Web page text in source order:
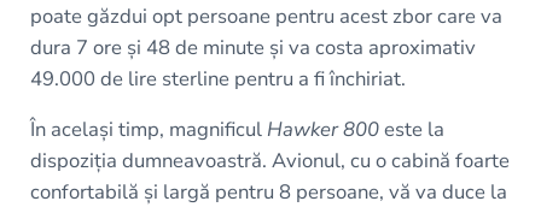
poate găzdui opt persoane pentru acest zbor care va
dura 7 ore și 48 de minute și va costa aproximativ
49.000 de lire sterline pentru a fi închiriat.
În același timp, magnificul Hawker 800este la
dispoziția dumneavoastră. Avionul, cu o cabină foarte
confortabilă și largă pentru 8 persoane, vă va duce la